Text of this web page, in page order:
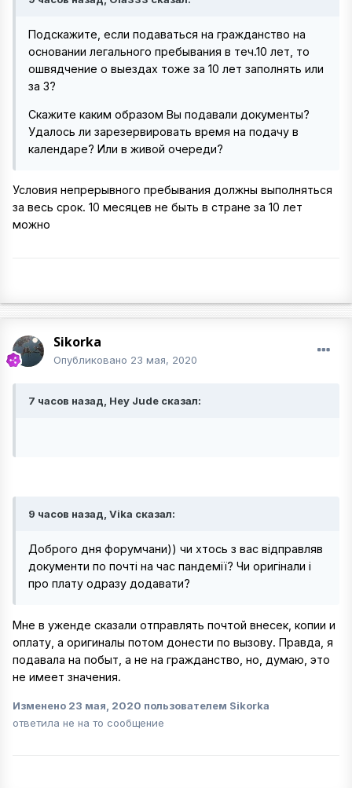
Подскажите, если подаваться на гражданство на
основании легального пребывания в теч.10 лет, то
ошвядчение о выездах тоже за 10 лет заполнять или
за 3?
Скажите каким образом Вы подавали документы?
Удалось ли зарезервировать время на подачу в
календаре? Или в живой очереди?
Условия непрерывного пребывания должны выполняться
за весь срок. 10 месяцев не быть в стране за 10 лет
можно
Sikorka
Опубликовано 23 мая, 2020
7 часов назад, Hey Jude сказал:
9 часов назад, Vika сказал:
Доброго дня форумчани)) чи хтось з вас відправляв
документи по почті на час пандемії? Чи оригінали і
про плату одразу додавати?
Мне в уженде сказали отправлять почтой внесек, копии и
оплату, а оригиналы потом донести по вызову. Правда, я
подавала на побыт, а не на гражданство, но, думаю, это
не имеет значения.
Изменено 23 мая, 2020 пользователем Sikorka
ответила не на то сообщение